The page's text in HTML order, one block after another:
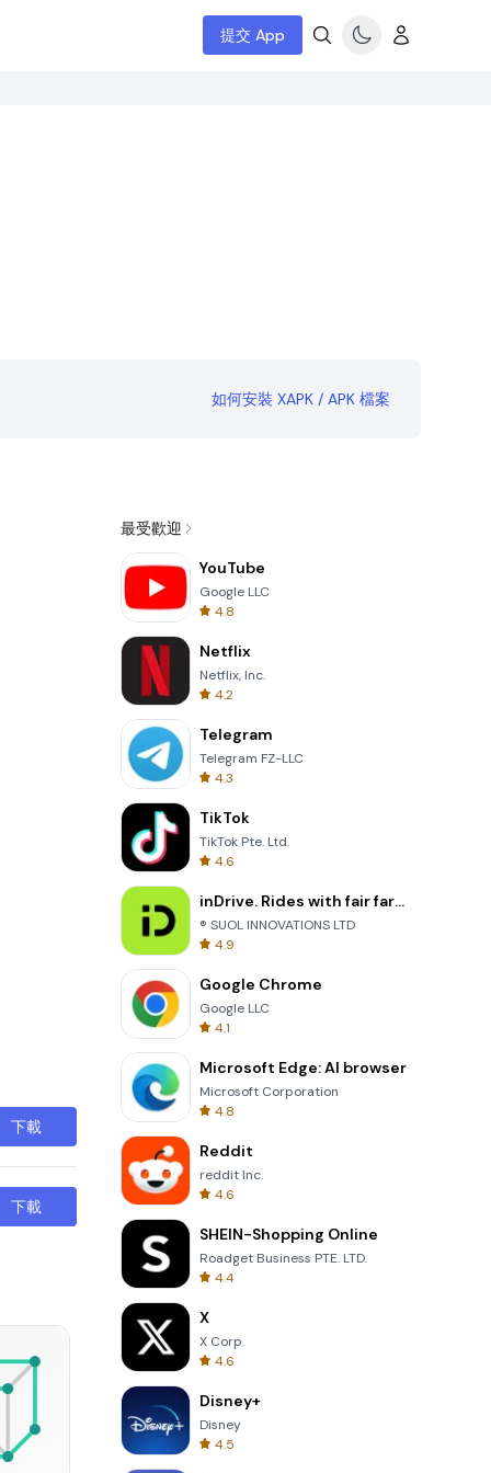
提交 App
如何安裝 XAPK / APK 檔案
下載
下載
最受歡迎
YouTube
Google LLC
4.8
Netflix
Netflix, Inc.
4.2
Telegram
Telegram FZ-LLC
4.3
TikTok
TikTok Pte. Ltd.
4.6
inDrive. Rides with fair fares
® SUOL INNOVATIONS LTD
4.9
Google Chrome
Google LLC
4.1
Microsoft Edge: AI browser
Microsoft Corporation
4.8
Reddit
reddit Inc.
4.6
SHEIN-Shopping Online
Roadget Business PTE. LTD.
4.4
X
X Corp.
4.6
Disney+
Disney
4.5